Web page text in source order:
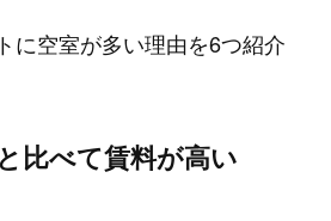
に空室が多い理由を6つ紹介
比べて賃料が高い